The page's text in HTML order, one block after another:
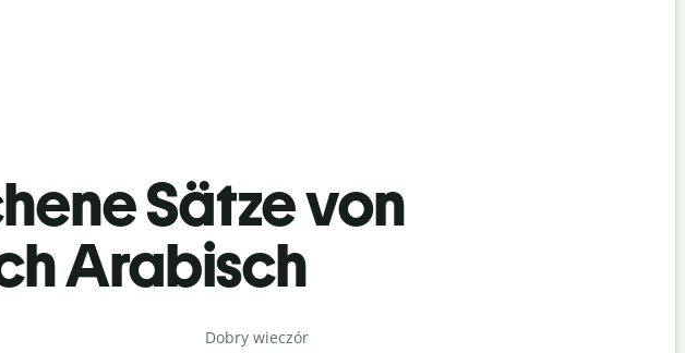
Sätze von
Arabisch
Dobry wieczór